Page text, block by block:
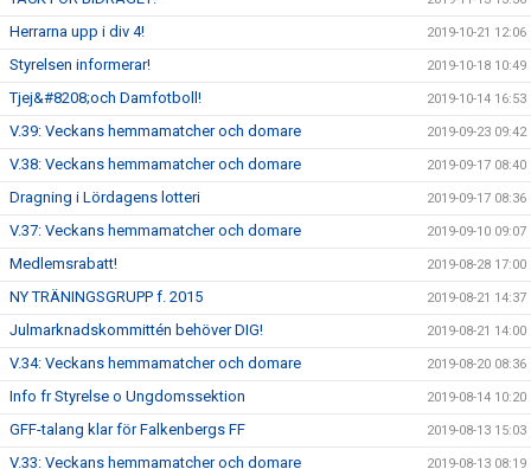
Herrarna upp i div 4! 2019-10-21 12:06
Styrelsen informerar! 2019-10-18 10:49
Tjej&#8208;och Damfotboll! 2019-10-14 16:53
V.39: Veckans hemmamatcher och domare 2019-09-23 09:42
V.38: Veckans hemmamatcher och domare 2019-09-17 08:40
Dragning i Lördagens lotteri 2019-09-17 08:36
V.37: Veckans hemmamatcher och domare 2019-09-10 09:07
Medlemsrabatt! 2019-08-28 17:00
NY TRÄNINGSGRUPP f. 2015 2019-08-21 14:37
Julmarknadskommittén behöver DIG! 2019-08-21 14:00
V.34: Veckans hemmamatcher och domare 2019-08-20 08:36
Info fr Styrelse o Ungdomssektion 2019-08-14 10:20
GFF-talang klar för Falkenbergs FF 2019-08-13 15:03
V.33: Veckans hemmamatcher och domare 2019-08-13 08:19